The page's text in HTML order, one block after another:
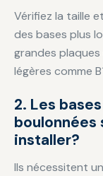
Vérifiez la taille
des bases plus
grandes
légères comme
2. Les
installer?
Ils nécessitent